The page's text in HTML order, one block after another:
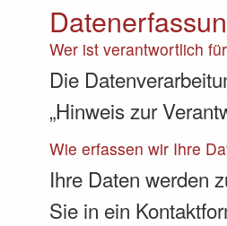
Wer ist verantwortlich
Die
„Hinweis zur
Wie erfassen wir Ihre
Ihre Daten werden
Sie in ein